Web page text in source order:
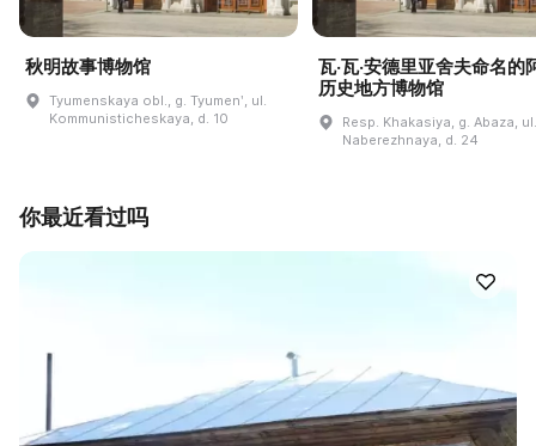
秋明故事博物馆
Tyumenskaya obl., g. Tyumenʹ, ul.
Kommunisticheskaya, d. 10
瓦·瓦·安德里亚舍夫命名的
历史地方博物馆
Resp. Khakasiya, g. Abaza, ul.
Naberezhnaya, d. 24
你最近看过吗